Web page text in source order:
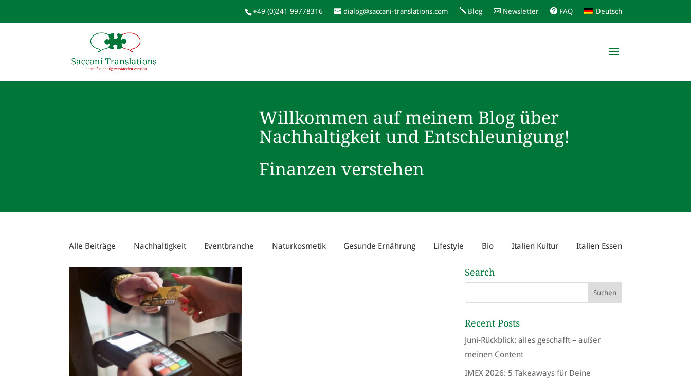
+49 (0)241 99778316 dialog@saccani-translations.com Blog Newsletter FAQ Deutsch
Willkommen auf meinem Blog über
Nachhaltigkeit und Entschleunigung!
Finanzen verstehen
Alle Beiträge Nachhaltigkeit Eventbranche Naturkosmetik Gesunde Ernährung Lifestyle Bio Italien Kultur Italien Essen
Search
Recent Posts
Juni-Rückblick: alles geschafft – außer
meinen Content
IMEX 2026: 5 Takeaways für Deine